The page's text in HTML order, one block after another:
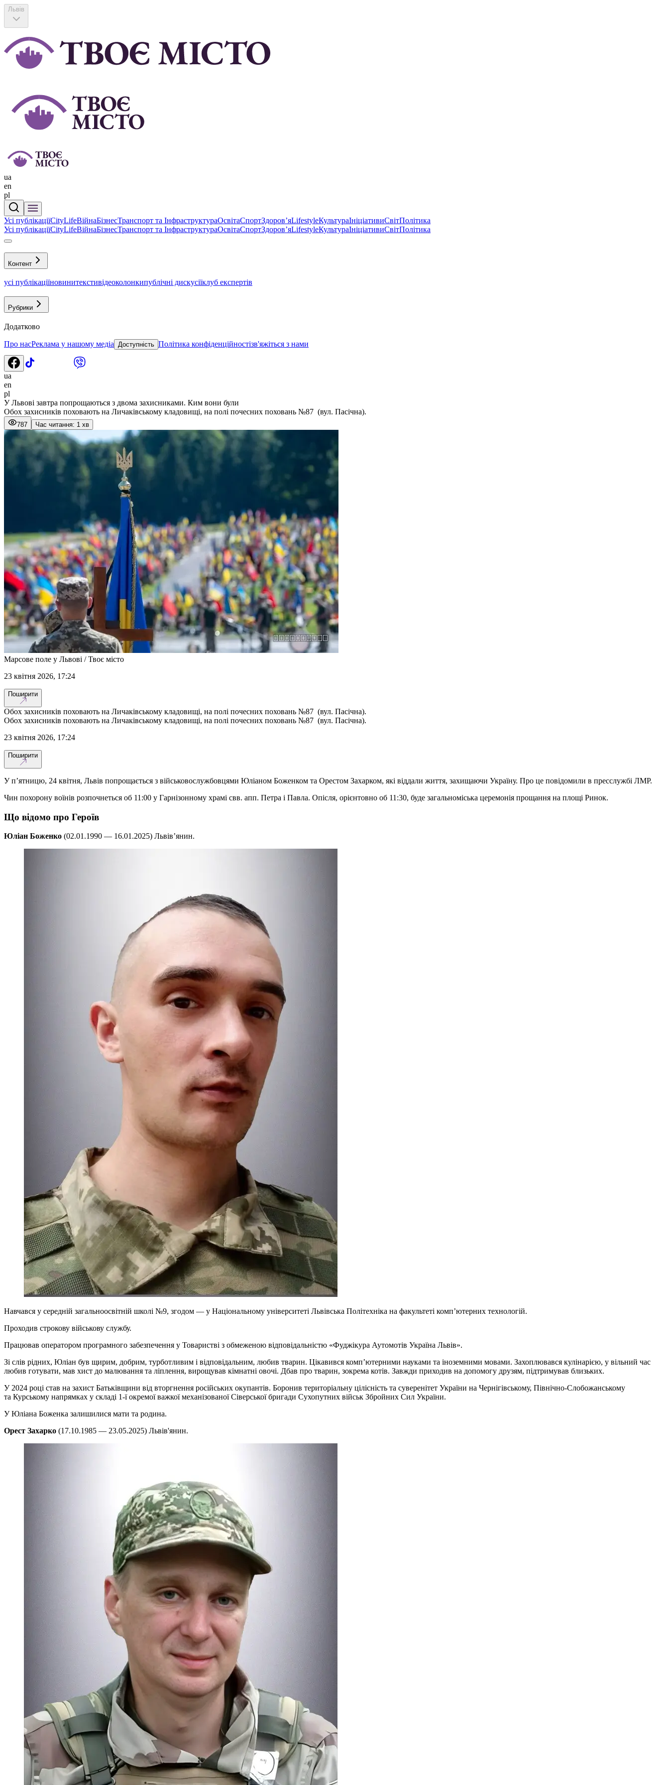
Львів
ua
en
pl
Усі публікаціїCityLifeВійнаБізнесТранспорт та ІнфраструктураОсвітаСпортЗдоровʼяLifestyleКультураІніціативиСвітПолітика
Усі публікаціїCityLifeВійнаБізнесТранспорт та ІнфраструктураОсвітаСпортЗдоровʼяLifestyleКультураІніціативиСвітПолітика
Контент
усі публікаціїновинитекстивідеоколонкипублічні дискусіїклуб експертів
Рубрики
Додатково
Про насРеклама у нашому медіа Доступність Політика конфіденційностізв'яжіться з нами
ua
en
pl
У Львові завтра попрощаються з двома захисниками. Ким вони були
Обох захисників поховають на Личаківському кладовищі, на полі почесних поховань №87 (вул. Пасічна).
787 Час читання: 1 хв
Марсове поле у Львові / Твоє місто
23 квітня 2026, 17:24
Поширити
Обох захисників поховають на Личаківському кладовищі, на полі почесних поховань №87 (вул. Пасічна).
Обох захисників поховають на Личаківському кладовищі, на полі почесних поховань №87 (вул. Пасічна).
23 квітня 2026, 17:24
Поширити
У п’ятницю, 24 квітня, Львів попрощається з військовослужбовцями Юліаном Боженком та Орестом Захарком, які віддали життя, захищаючи Україну. Про це повідомили в пресслужбі ЛМР.
Чин похорону воїнів розпочнеться об 11:00 у Гарнізонному храмі свв. апп. Петра і Павла. Опісля, орієнтовно об 11:30, буде загальноміська церемонія прощання на площі Ринок.
Що відомо про Героїв
Юліан Боженко (02.01.1990 — 16.01.2025) Львів’янин.
Навчався у середній загальноосвітній школі №9, згодом — у Національному університеті Львівська Політехніка на факультеті комп’ютерних технологій.
Проходив строкову військову службу.
Працював оператором програмного забезпечення у Товаристві з обмеженою відповідальністю «Фуджікура Аутомотів Україна Львів».
Зі слів рідних, Юліан був щирим, добрим, турботливим і відповідальним, любив тварин. Цікавився комп’ютерними науками та іноземними мовами. Захоплювався кулінарією, у вільний час
любив готувати, мав хист до малювання та ліплення, вирощував кімнатні овочі. Дбав про тварин, зокрема котів. Завжди приходив на допомогу друзям, підтримував близьких.
У 2024 році став на захист Батьківщини від вторгнення російських окупантів. Боронив територіальну цілісність та суверенітет України на Чернігівському, Північно-Слобожанському
та Курському напрямках у складі 1-ї окремої важкої механізованої Сіверської бригади Сухопутних військ Збройних Сил України.
У Юліана Боженка залишилися мати та родина.
Орест Захарко (17.10.1985 — 23.05.2025) Львів'янин.